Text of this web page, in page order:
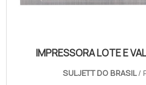
IMPRESSORA LOTE E
SULJETT DO BRASIL/